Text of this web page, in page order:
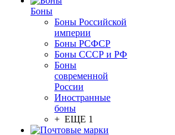
Боны
Боны Российской
империи
Боны РСФСР
Боны СССР и РФ
Боны
современной
России
Иностранные
боны
+ ЕЩЕ 1